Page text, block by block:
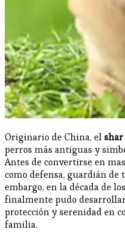
Originario de China, el
perros más antiguas y
Antes de convertirse en
como defensa, guardián de
embargo, en la década de
finalmente pudo
protección y serenidad en
familia.